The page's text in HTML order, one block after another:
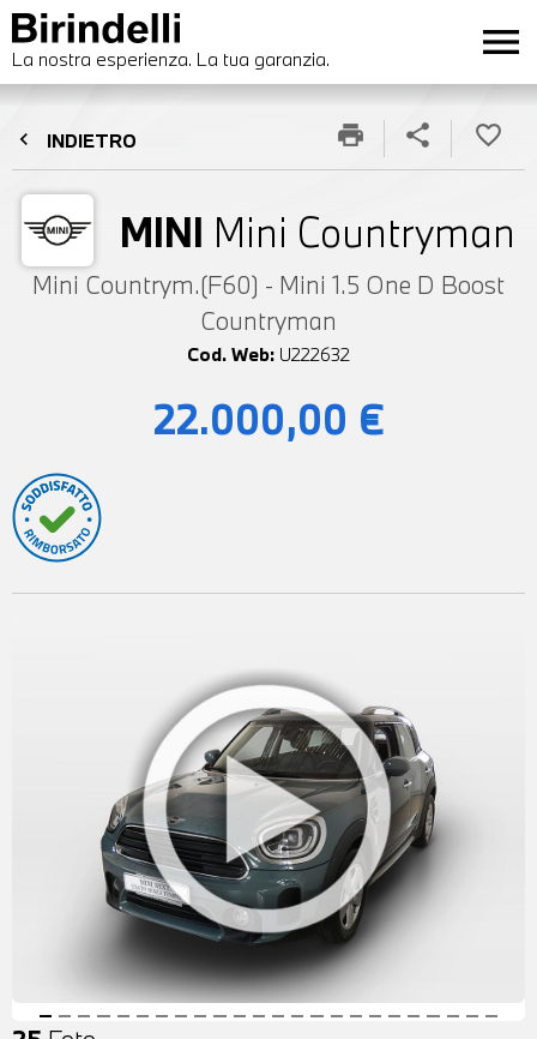
La nostra esperienza. La tua garanzia. menu
chevron_left INDIETRO
MINI Mini Countryman
Mini Countrym.(F60) - Mini 1.5 One D Boost
Countryman
Cod. Web: U222632
print share favorite_border
22.000,00 €